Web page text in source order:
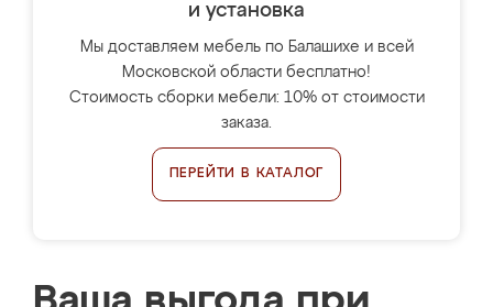
и установка
Мы доставляем мебель по Балашихе и всей
Московской области бесплатно!
Стоимость сборки мебели: 10% от стоимости
заказа.
ПЕРЕЙТИ В КАТАЛОГ